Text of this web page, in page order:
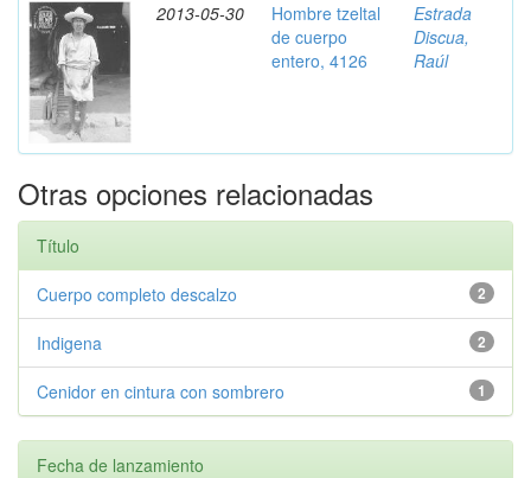
2013-05-30
Hombre tzeltal
de cuerpo
entero, 4126
Estrada
Discua,
Raúl
Otras opciones relacionadas
Título
2
Cuerpo completo descalzo
2
Indigena
1
Cenidor en cintura con sombrero
Fecha de lanzamiento